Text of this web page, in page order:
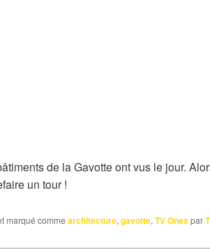
de la Gavotte ont vus le jour.
un tour !
marqué comme architecture, gavotte, TV Onexpar